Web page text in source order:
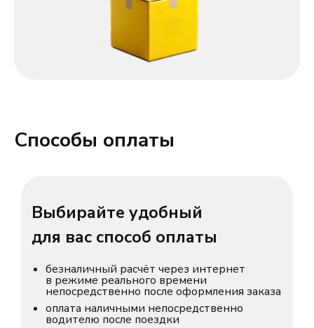
Способы оплаты
Выбирайте удобный
для вас способ оплаты
безналичный расчёт через интернет
в режиме реального времени
непосредственно после оформления заказа
оплата наличными непосредственно
водителю после поездки